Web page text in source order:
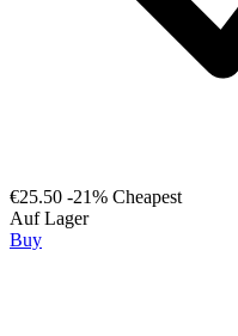
€25.50 -21% Cheapest
Auf Lager
Buy